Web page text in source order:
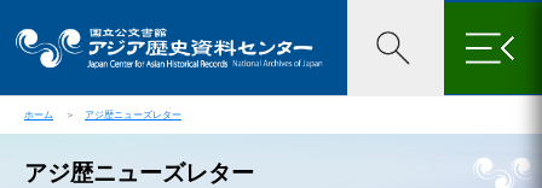
×
ホーム ＞ アジ歴ニューズレター
アジ歴ニューズレター